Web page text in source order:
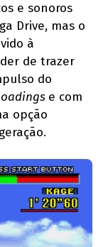
e sonoros
Drive, mas o
à
de trazer
do
e com
opção